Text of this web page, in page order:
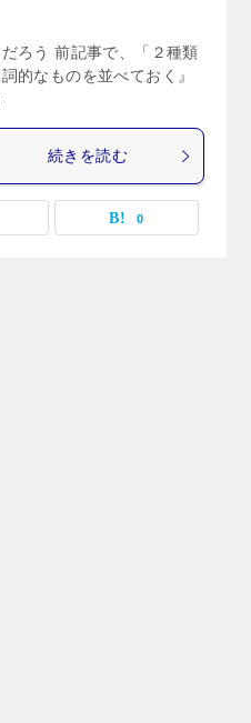
ろう 前記事で、「２種類
的なものを並べておく』
続きを読む
0